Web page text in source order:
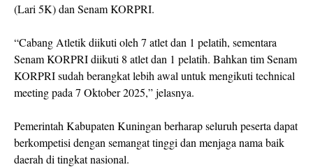
(Lari 5K) dan Senam KORPRI.
“Cabang Atletik diikuti oleh 7 atlet dan 1 pelatih, sementara
Senam KORPRI diikuti 8 atlet dan 1 pelatih. Bahkan tim Senam
KORPRI sudah berangkat lebih awal untuk mengikuti technical
meeting pada 7 Oktober 2025,” jelasnya.
Pemerintah Kabupaten Kuningan berharap seluruh peserta dapat
berkompetisi dengan semangat tinggi dan menjaga nama baik
daerah di tingkat nasional.